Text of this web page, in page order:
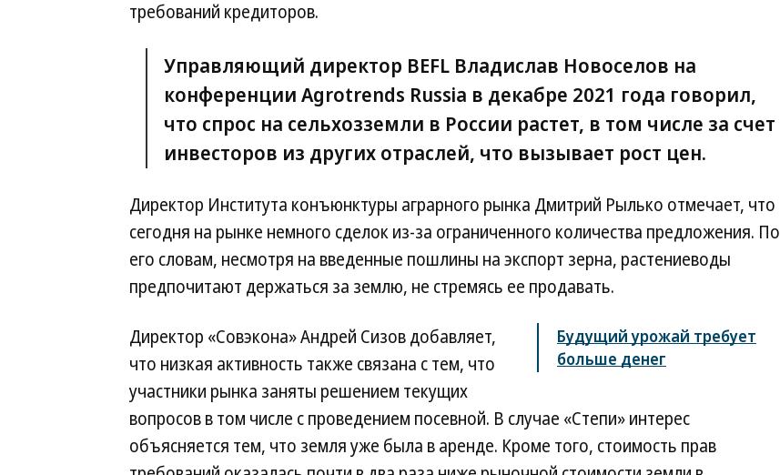
требований кредиторов.
Управляющий директор BEFL Владислав Новоселов на
конференции Agrotrends Russia в декабре 2021 года говорил,
что спрос на сельхозземли в России растет, в том числе за счет
инвесторов из других отраслей, что вызывает рост цен.
Директор Института конъюнктуры аграрного рынка Дмитрий Рылько отмечает, что
сегодня на рынке немного сделок из-за ограниченного количества предложения. По
его словам, несмотря на введенные пошлины на экспорт зерна, растениеводы
предпочитают держаться за землю, не стремясь ее продавать.
Будущий урожай требует
больше денег
Директор «Совэкона» Андрей Сизов добавляет,
что низкая активность также связана с тем, что
участники рынка заняты решением текущих
вопросов в том числе с проведением посевной. В случае «Степи» интерес
объясняется тем, что земля уже была в аренде. Кроме того, стоимость прав